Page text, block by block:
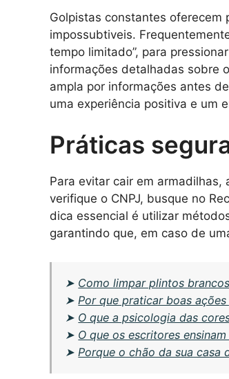
Golpistas constantes oferecem
impossubtiveis.
tempo limitado”, para
informações detalhadas sobre
ampla por informações antes
uma experiência positiva e um
Práticas
Para evitar cair em
verifique o CNPJ, busque no
dica essencial é utilizar
garantindo que, em caso de
➤ Como limpar plintos
➤ Por que praticar boas
➤ O que a psicologia das
➤ O que os escritores
➤ Porque o chão da sua casa